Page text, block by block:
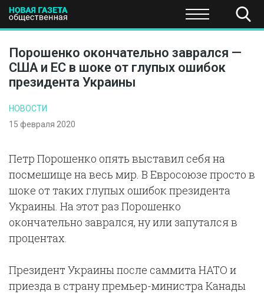
ПОЛИТИКА ЭКОНОМИКА НАУКА И
Порошенко окончательно заврался —
США и ЕС в шоке от глупых ошибок
президента Украины
НОВОСТИ
15 февраля 2020
Петр Порошенко опять выставил себя на
посмешище на весь мир. В Евросоюзе просто в
шоке от таких глупых ошибок президента
Украины. На этот раз Порошенко
окончательно заврался, ну или запутался в
процентах.
Президент Украины после саммита НАТО и
приезда в страну премьер-министра Канады